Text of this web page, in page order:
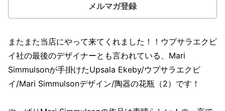
メルマガ登録
またまた当店にやって来てくれました！！ウプサラエクビ
イ社の最後のデザイナーとも言われている、Mari
Simmulsonが手掛けたUpsala Ekeby/ウプサラエクビ
イ/Mari Simmulsonデザイン/陶器の花瓶（2）です！